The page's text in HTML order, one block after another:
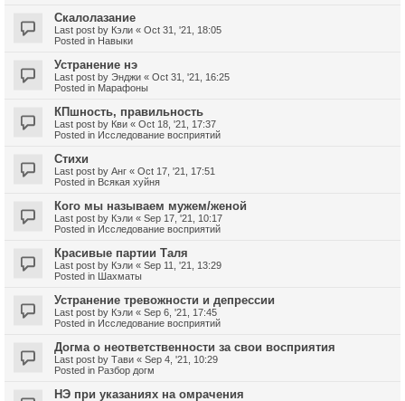
Скалолазание
Last post by Кэли « Oct 31, '21, 18:05
Posted in Навыки
Устранение нэ
Last post by Энджи « Oct 31, '21, 16:25
Posted in Марафоны
КПшность, правильность
Last post by Кви « Oct 18, '21, 17:37
Posted in Исследование восприятий
Стихи
Last post by Анг « Oct 17, '21, 17:51
Posted in Всякая хуйня
Кого мы называем мужем/женой
Last post by Кэли « Sep 17, '21, 10:17
Posted in Исследование восприятий
Красивые партии Таля
Last post by Кэли « Sep 11, '21, 13:29
Posted in Шахматы
Устранение тревожности и депрессии
Last post by Кэли « Sep 6, '21, 17:45
Posted in Исследование восприятий
Догма о неответственности за свои восприятия
Last post by Тави « Sep 4, '21, 10:29
Posted in Разбор догм
НЭ при указаниях на омрачения